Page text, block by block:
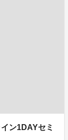
ン1DAYセミ